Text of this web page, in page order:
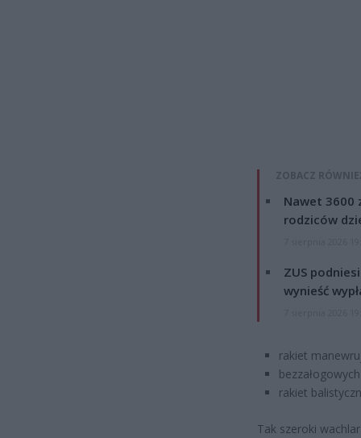
ZOBACZ
Nawet 3600
rodziców
ZUS
wynieść
rakiet
rakiet
Tak szeroki